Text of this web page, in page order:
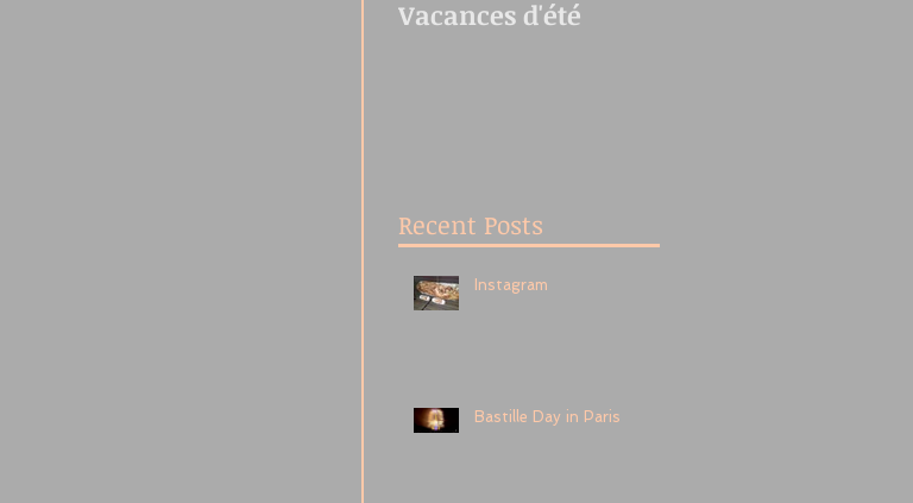
Vacances d'été
Recent Posts
Instagram
Bastille Day in Paris